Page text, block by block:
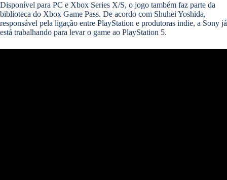
Disponível para PC e Xbox Series X/S, o jogo também faz parte da
biblioteca do Xbox Game Pass. De acordo com Shuhei Yoshida,
responsável pela ligação entre PlayStation e produtoras indie, a Sony já
está trabalhando para levar o game ao PlayStation 5.